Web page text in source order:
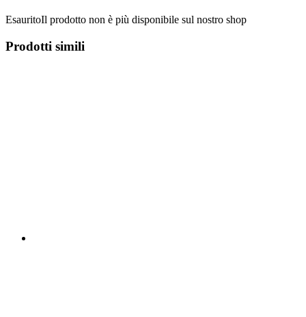
EsauritoIl prodotto non è più disponibile sul nostro shop
Prodotti simili